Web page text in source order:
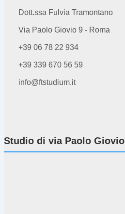
Dott.ssa Fulvia Tramontano
Via Paolo Giovio 9 - Roma
+39 06 78 22 934
+39 339 670 56 59
info@ftstudium.it
Studio di via Paolo Giovio